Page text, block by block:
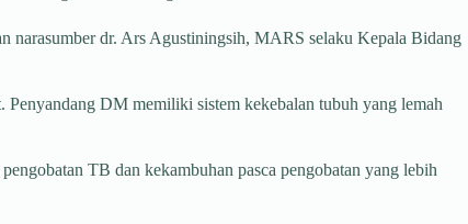
narasumber dr. Ars Agustiningsih, MARS selaku Kepala Bidang
Penyandang DM memiliki sistem kekebalan tubuh yang lemah
TB dan kekambuhan pasca pengobatan yang lebih